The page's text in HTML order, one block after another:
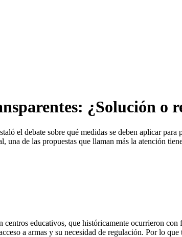
¿Solución o
el debate sobre qué medidas se deben aplicar
de las propuestas que llaman más la atención
educativos, que históricamente ocurrieron
a armas y su necesidad de regulación. Por lo